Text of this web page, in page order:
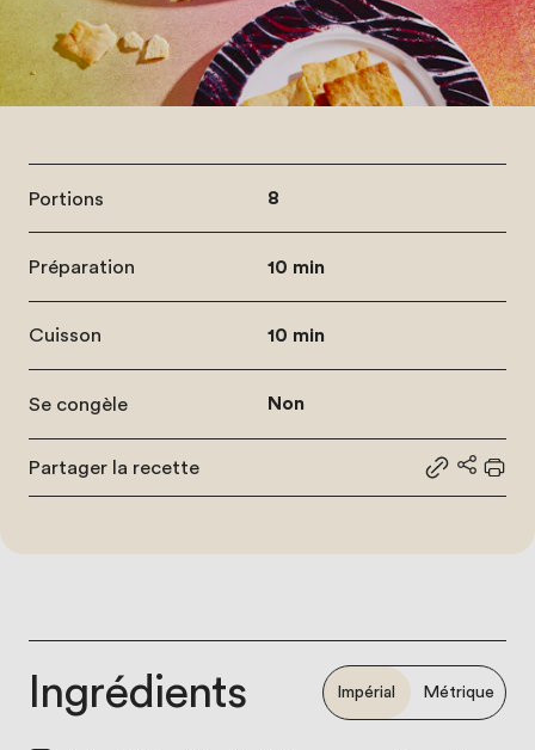
Portions 8
Préparation 10 min
Cuisson 10 min
Se congèle Non
Partager la recette
Partager
Ingrédients Impérial Métrique